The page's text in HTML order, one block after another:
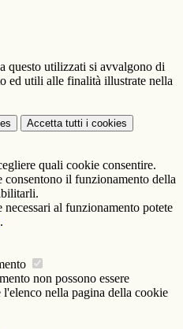
questo utilizzati si avvalgono di
ed utili alle finalità illustrate nella
Accetta tutti i cookies
quali cookie consentire.
consentono il funzionamento della
al funzionamento potete
.
non possono essere
nella pagina della cookie